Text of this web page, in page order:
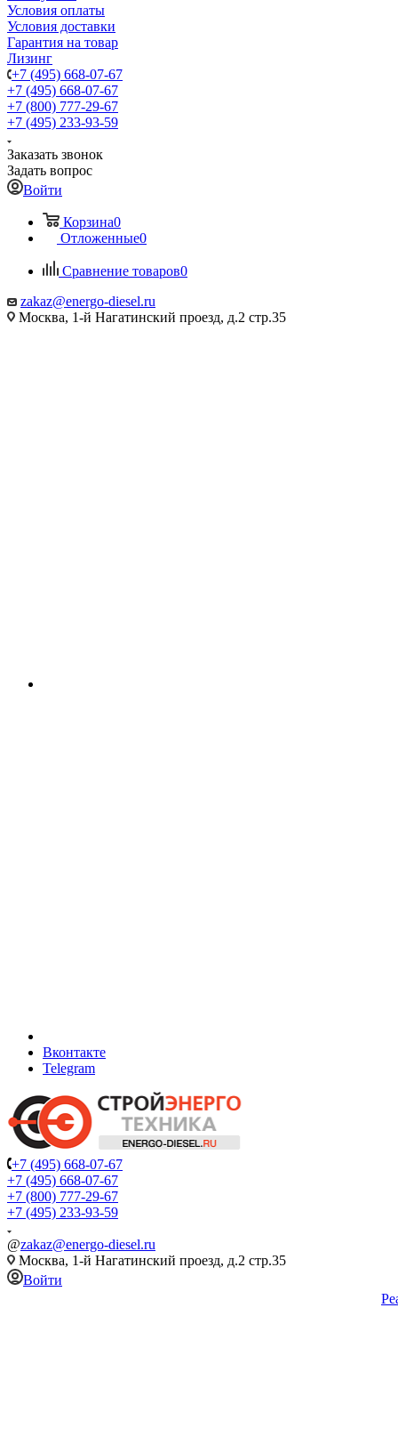
Условия оплаты
Условия доставки
Гарантия на товар
Лизинг
+7 (495) 668-07-67
+7 (495) 668-07-67
+7 (800) 777-29-67
+7 (495) 233-93-59
Заказать звонок
Задать вопрос
Войти
Корзина0
Отложенные0
Сравнение товаров0
zakaz@energo-diesel.ru
Москва, 1-й Нагатинский проезд, д.2 стр.35
Вконтакте
Telegram
+7 (495) 668-07-67
+7 (495) 668-07-67
+7 (800) 777-29-67
+7 (495) 233-93-59
@zakaz@energo-diesel.ru
Москва, 1-й Нагатинский проезд, д.2 стр.35
Войти